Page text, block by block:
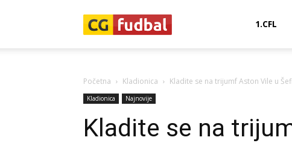
1.CFL
Početna Kladionica Kladite se na trijumf Aston Vile u
Kladionica Najnovije
Kladite se na